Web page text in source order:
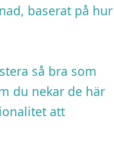
baserat på hur
så bra som
du nekar de här
att